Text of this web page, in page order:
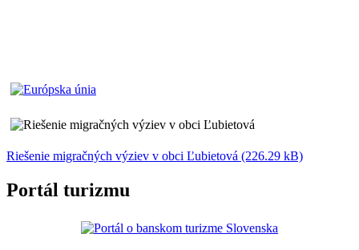
Riešenie migračných výziev v obci Ľubietová (226.29 kB)
Portál turizmu